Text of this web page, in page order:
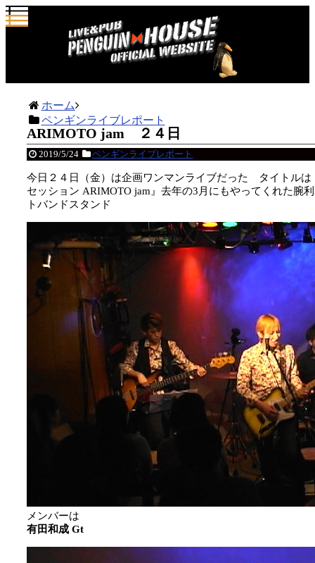
ホーム
ペンギンライブレポート
ARIMOTO jam ２４日
2019/5/24 ペンギンライブレポート
今日２４日（金）は企画ワンマンライブだった タイトルは
セッション ARIMOTO jam』去年の3月にもやってくれた腕
トバンドスタンド
メンバーは
有田和成 Gt